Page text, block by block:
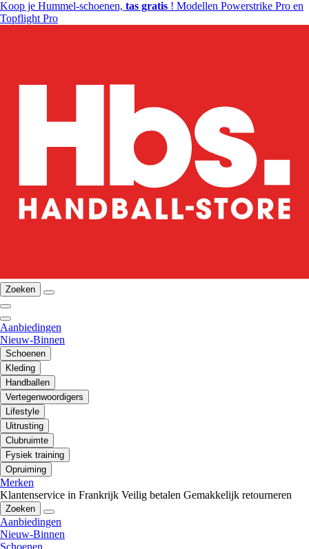
Koop je Hummel-schoenen, tas gratis ! Modellen Powerstrike Pro en
Topflight Pro
Zoeken
Aanbiedingen
Nieuw-Binnen
Schoenen
Kleding
Handballen
Vertegenwoordigers
Lifestyle
Uitrusting
Clubruimte
Fysiek training
Opruiming
Merken
Klantenservice in Frankrijk Veilig betalen Gemakkelijk retourneren
Zoeken
Aanbiedingen
Nieuw-Binnen